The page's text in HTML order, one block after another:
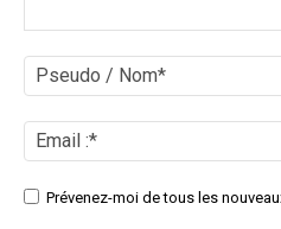
SitePrévenez-moi de tous les